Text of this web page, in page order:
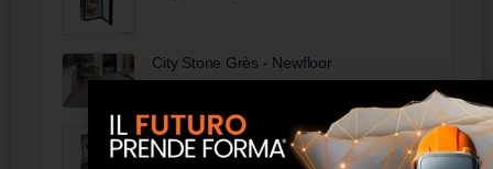
City Stone Grès - Newfloor
Panca in legno con seduta trapuntata -
FAS Italia